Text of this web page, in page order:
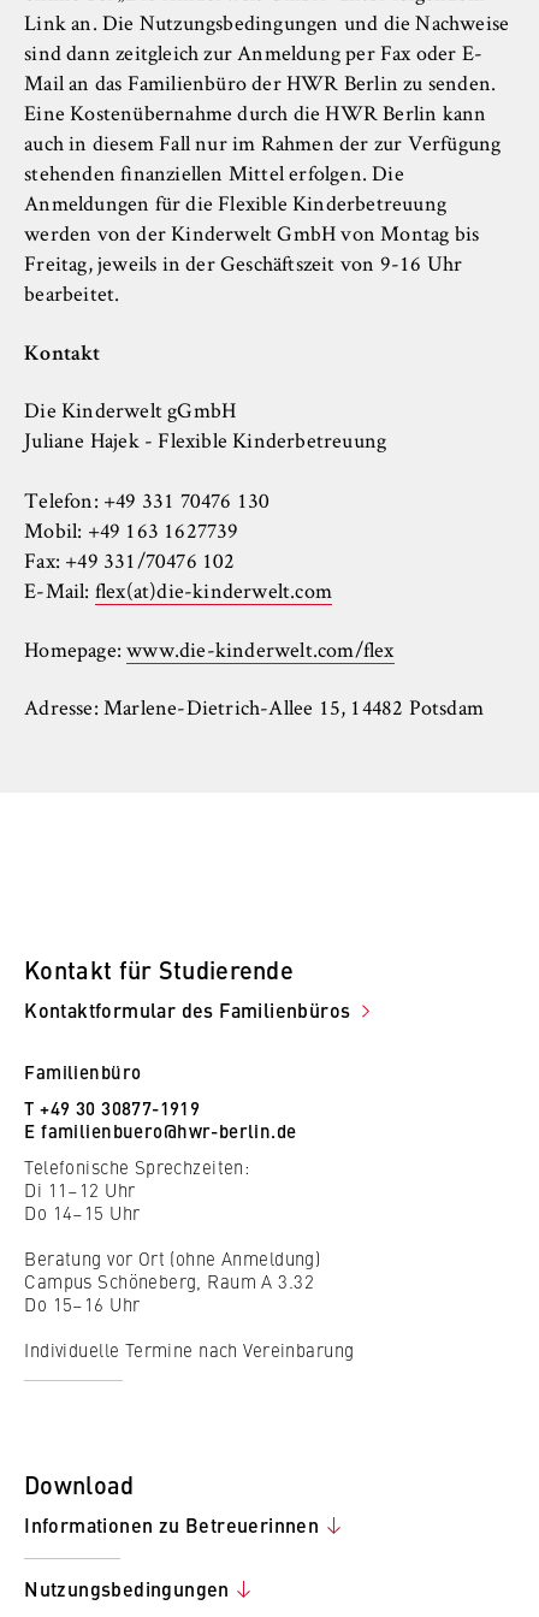
Link an. Die Nutzungsbedingungen und die Nachweise
sind dann zeitgleich zur Anmeldung per Fax oder E-
Mail an das Familienbüro der HWR Berlin zu senden.
Eine Kostenübernahme durch die HWR Berlin kann
auch in diesem Fall nur im Rahmen der zur Verfügung
stehenden finanziellen Mittel erfolgen. Die
Anmeldungen für die Flexible Kinderbetreuung
werden von der Kinderwelt GmbH von Montag bis
Freitag, jeweils in der Geschäftszeit von 9-16 Uhr
bearbeitet.
Kontakt
Die Kinderwelt gGmbH
Juliane Hajek - Flexible Kinderbetreuung
Telefon: +49 331 70476 130
Mobil: +49 163 1627739
Fax: +49 331/70476 102
E-Mail: flex(at)die-kinderwelt.com
Homepage:www.die-kinderwelt.com/flex
Adresse: Marlene-Dietrich-Allee 15, 14482 Potsdam
Kontakt für Studierende
Kontaktformular des Familienbüros
Familienbüro
T +49 30 30877-1919
Efamilienbuero@hwr-berlin.de
Telefonische Sprechzeiten:
Di 11–12 Uhr
Do 14–15 Uhr
Beratung vor Ort (ohne Anmeldung)
Campus Schöneberg, Raum A 3.32
Do 15–16 Uhr
Individuelle Termine nach Vereinbarung
Download
Informationen zu Betreuerinnen
Nutzungsbedingungen
Name:
_pk_id, _pk_ses, _pk_ref
Anbieter:
Matomo
Zweck:
Ermöglicht die anonyme Analyse Ihres
Nutzerverhaltens auf unserer Website, um
unser Angebot fortlaufend zu verbessern.
Hierzu werden Cookies gesetzt, die uns
helfen zu verstehen, welche Seiten am
bis zu 13 Monate